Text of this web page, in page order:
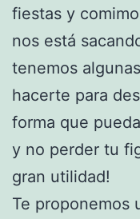
fiestas y
nos está
tenemos
hacerte para
forma que
y no perder tu
gran utilidad!
Te proponemos